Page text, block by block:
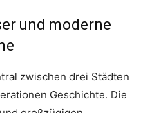
und moderne
zwischen drei Städten
Geschichte. Die